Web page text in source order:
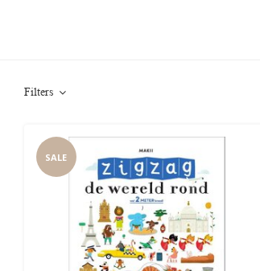
Filters
SALE